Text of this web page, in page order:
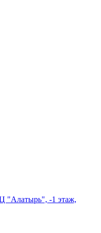
"Алатырь", -1 этаж,